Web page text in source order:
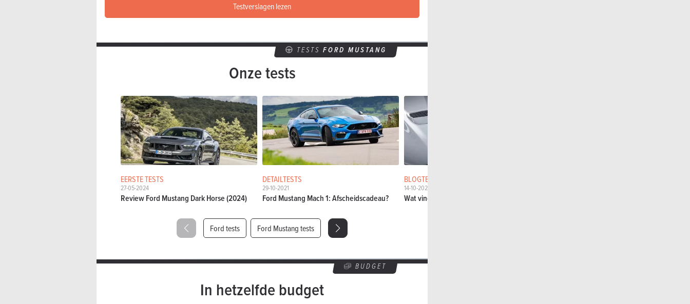
Testverslagen lezen
TESTSFORD MUSTANG
Onze tests
EERSTE TESTS
27-05-2024
Review Ford Mustang Dark Horse (2024)
DETAILTESTS
29-10-2021
Ford Mustang Mach 1: Afscheidscadeau?
BLOGTESTS
14-10-2021
Wat vind ik van de Ford Mustang Mach 1?
Ford tests Ford Mustang tests
BUDGET
In hetzelfde budget